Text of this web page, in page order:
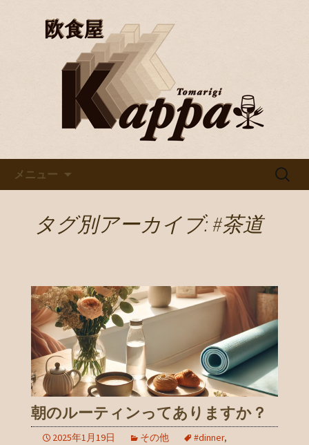
京都・烏丸のイタリアンバル
「欧食屋Kappa」
楽しむならバル「欧食屋Kappa」。野
菜ソムリエの資格を持つオーナーの作
るイタリアンは絶品。ワインブッフェ
などもありカウンターで１人飲みもグ
ループでのご利用も歓迎です。
メニュー
検
タグ別アーカイブ: #茶道
朝のルーティンってありますか？
2025年1月19日 その他 #dinner,